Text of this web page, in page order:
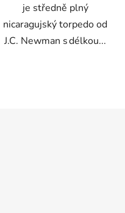
je středně plný
nicaragujský torpedo od
J.C. Newman s délkou...